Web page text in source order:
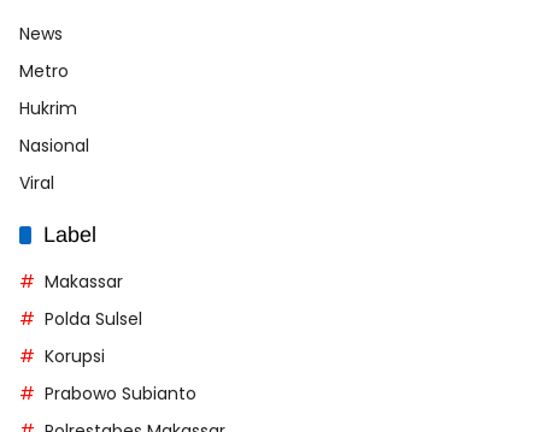
News
Metro
Hukrim
Nasional
Viral
Label
Makassar
Polda Sulsel
Korupsi
Prabowo Subianto